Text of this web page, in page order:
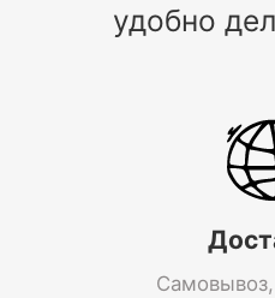
удобно